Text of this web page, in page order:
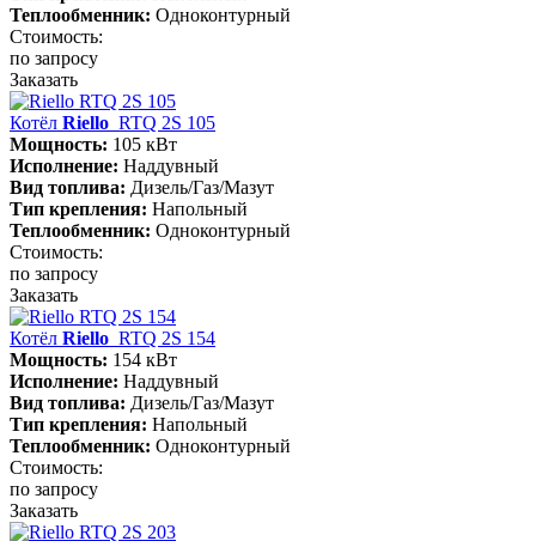
Теплообменник: Одноконтурный
Стоимость:
по запросу
Заказать
Котёл Riello RTQ 2S 105
Мощность: 105 кВт
Исполнение: Наддувный
Вид топлива: Дизель/Газ/Мазут
Тип крепления: Напольный
Теплообменник: Одноконтурный
Стоимость:
по запросу
Заказать
Котёл Riello RTQ 2S 154
Мощность: 154 кВт
Исполнение: Наддувный
Вид топлива: Дизель/Газ/Мазут
Тип крепления: Напольный
Теплообменник: Одноконтурный
Стоимость:
по запросу
Заказать